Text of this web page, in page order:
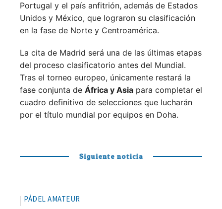
Portugal y el país anfitrión, además de Estados
Unidos y México, que lograron su clasificación
en la fase de Norte y Centroamérica.
La cita de Madrid será una de las últimas etapas
del proceso clasificatorio antes del Mundial.
Tras el torneo europeo, únicamente restará la
fase conjunta de África y Asia para completar el
cuadro definitivo de selecciones que lucharán
por el título mundial por equipos en Doha.
Siguiente noticia
PÁDEL AMATEUR